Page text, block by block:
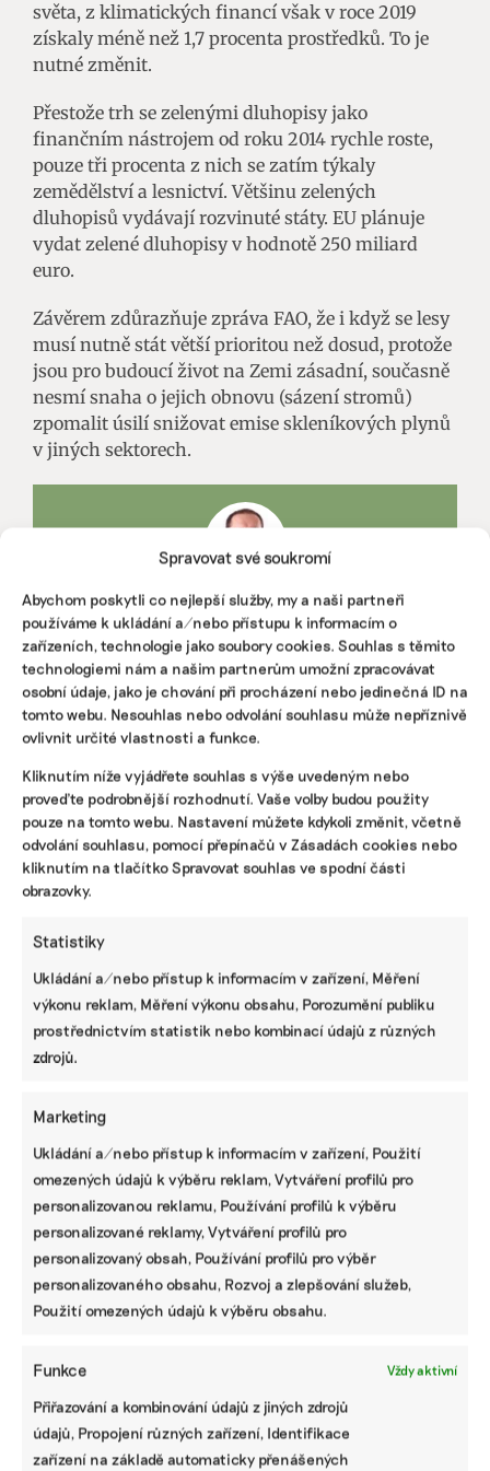
Spravovat své soukromí
Abychom poskytli co nejlepší služby, my a naši partneři
používáme k ukládání a/nebo přístupu k informacím o
zařízeních, technologie jako soubory cookies. Souhlas s těmito
technologiemi nám a našim partnerům umožní zpracovávat
osobní údaje, jako je chování při procházení nebo jedinečná ID na
tomto webu. Nesouhlas nebo odvolání souhlasu může nepříznivě
ovlivnit určité vlastnosti a funkce.
Kliknutím níže vyjádřete souhlas s výše uvedeným nebo
proveďte podrobnější rozhodnutí. Vaše volby budou použity
pouze na tomto webu. Nastavení můžete kdykoli změnit, včetně
odvolání souhlasu, pomocí přepínačů v Zásadách cookies nebo
kliknutím na tlačítko Spravovat souhlas ve spodní části
obrazovky.
Statistiky
Ukládání a/nebo přístup k informacím v zařízení, Měření
výkonu reklam, Měření výkonu obsahu, Porozumění publiku
prostřednictvím statistik nebo kombinací údajů z různých
zdrojů.
Marketing
Ukládání a/nebo přístup k informacím v zařízení, Použití
omezených údajů k výběru reklam, Vytváření profilů pro
personalizovanou reklamu, Používání profilů k výběru
personalizované reklamy, Vytváření profilů pro
personalizovaný obsah, Používání profilů pro výběr
personalizovaného obsahu, Rozvoj a zlepšování služeb,
Použití omezených údajů k výběru obsahu.
Funkce Vždy aktivní
Přiřazování a kombinování údajů z jiných zdrojů
údajů, Propojení různých zařízení, Identifikace
zařízení na základě automaticky přenášených
světa, z klimatických financí však v roce 2019
získaly méně než 1,7 procenta prostředků. To je
nutné změnit.
Přestože trh se zelenými dluhopisy jako
finančním nástrojem od roku 2014 rychle roste,
pouze tři procenta z nich se zatím týkaly
zemědělství a lesnictví. Většinu zelených
dluhopisů vydávají rozvinuté státy. EU plánuje
vydat zelené dluhopisy v hodnotě 250 miliard
euro.
Závěrem zdůrazňuje zpráva FAO, že i když se lesy
musí nutně stát větší prioritou než dosud, protože
jsou pro budoucí život na Zemi zásadní, současně
nesmí snaha o jejich obnovu (sázení stromů)
zpomalit úsilí snižovat emise skleníkových plynů
v jiných sektorech.
JIŘÍ LNĚNIČKA
Jirka působí jako analytik v projektu Fakta o klimatu, kde se
věnuje především tématům krajina, biodiverzita a dopady
klimatické změny. Cílem projektu je shromažďovat data o
klimatické změně, zasazovat je do kontextu a podporovat
diskuzi vedoucí k transformaci na nízkouhlíkovou společnost.
Reklama
informace dostupné všem.
Díky vaší podpoře se můžeme pustit do témat,
která by jinak nevznikla.
Přispějte na vznik obsahu.